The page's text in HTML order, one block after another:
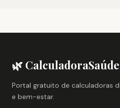
🌿 CalculadoraSaúde
Portal gratuito de calculadoras
e bem-estar.